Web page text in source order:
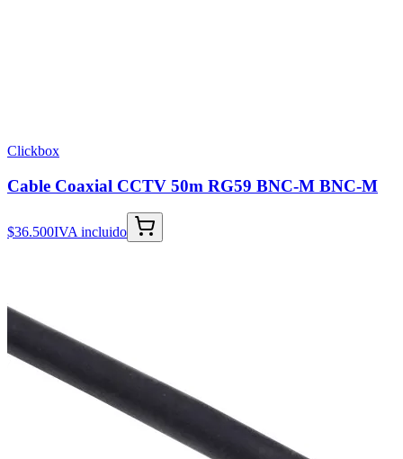
Clickbox
Cable Coaxial CCTV 50m RG59 BNC-M BNC-M
$36.500IVA incluido